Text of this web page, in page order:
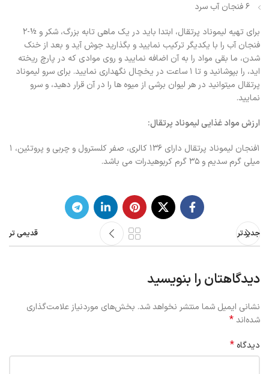
۶ فنجان آب سرد
برای تهیه لیموناد پرتقال، ابتدا باید در یک ماهی تابه بزرگ، شکر و ½-۲
فنجان آب را با یکدیگر ترکیب نمایید و بگذارید جوش آید و بعد از خنک
شدن، ما بقی مواد را به آن اضافه نمایید و روی موادی که در پارچ ریخته
اید، را بپوشانید و تا ۱ ساعت در یخچال نگهداری نمایید. برای سرو لیموناد
پرتقال میتوانید در هر لیوان برشی از میوه ها را در آن قرار دهید، و سرو
نمایید.
ارزش مواد غذایی لیموناد پرتقال:
۱فنجان لیموناد پرتقال دارای ۱۳۶ کالری، صفر کلسترول و چربی و پروتئین، ۱
میلی گرم سدیم و ۳۵ گرم کربوهیدرات می باشد.
جدیدتر قدیمی تر
دیدگاهتان را بنویسید
نشانی ایمیل شما منتشر نخواهد شد. بخش‌های موردنیاز علامت‌گذاری
شده‌اند*
دیدگاه *